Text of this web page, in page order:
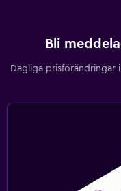
Bli
Dagliga prisförändringar